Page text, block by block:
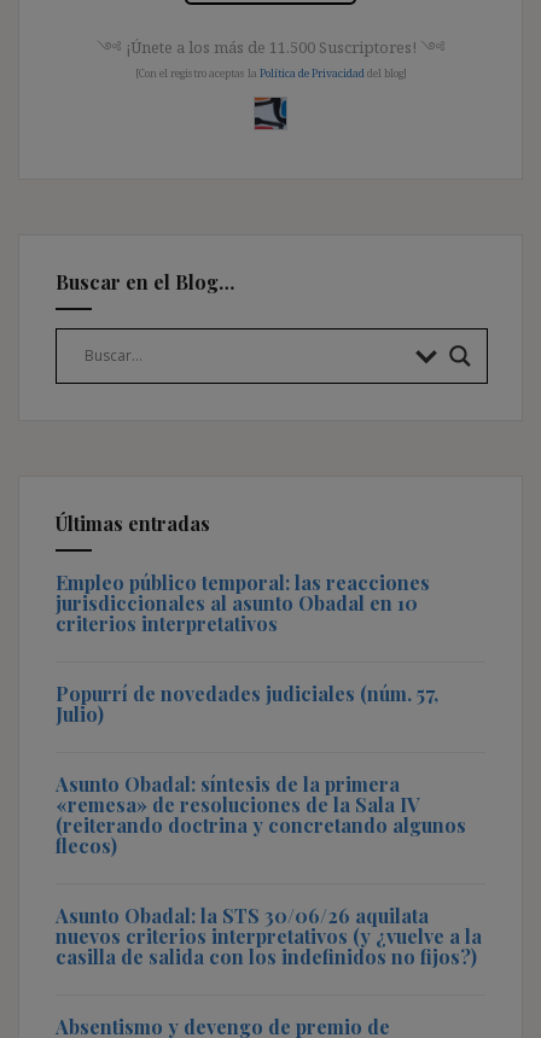
༺ ¡Únete a los más de 11.500 Suscriptores! ༺
[Con el registro aceptas la Política de Privacidad del blog]
Buscar en el Blog…
Últimas entradas
Empleo público temporal: las reacciones
jurisdiccionales al asunto Obadal en 10
criterios interpretativos
Popurrí de novedades judiciales (núm. 57,
Julio)
Asunto Obadal: síntesis de la primera
«remesa» de resoluciones de la Sala IV
(reiterando doctrina y concretando algunos
flecos)
Asunto Obadal: la STS 30/06/26 aquilata
nuevos criterios interpretativos (y ¿vuelve a la
casilla de salida con los indefinidos no fijos?)
Absentismo y devengo de premio de